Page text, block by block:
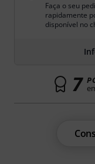
Faça o seu
rapidamente
disponível no
7